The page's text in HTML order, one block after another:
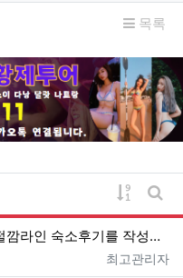
목록
게시물
게
라인 숙소후기를 작성했…
등록자
최고관리자